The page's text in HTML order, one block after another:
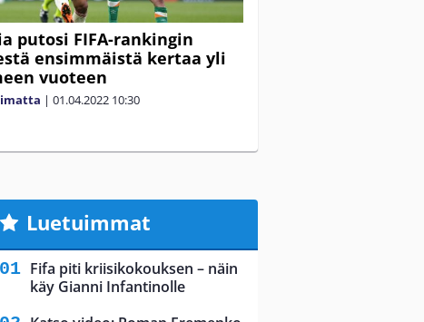
putosi FIFA-rankingin
ensimmäistä kertaa yli
vuoteen
| 01.04.2022 10:30
Luetuimmat
Fifa piti kriisikokouksen – näin
käy Gianni Infantinolle